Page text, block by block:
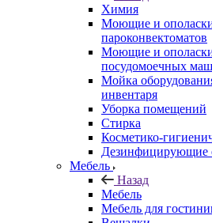
Химия
Моющие и
пароконвектоматов
Моющие и
посудомоечных
Мойка
инвентаря
Уборка помещений
Стирка
Косметико-
Дезинфицирующие
Мебель
Назад
Мебель
Мебель для